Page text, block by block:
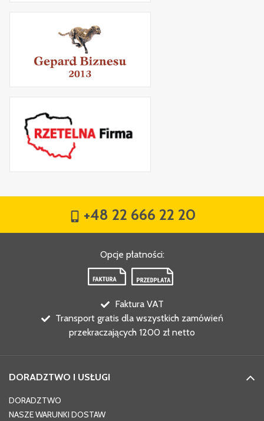
+48 22 666 22 20
Opcje płatności:
Faktura VAT
Transport gratis dla wszystkich zamówień
przekraczających 1200 zł netto
DORADZTWO I USŁUGI
DORADZTWO
NASZE WARUNKI DOSTAW